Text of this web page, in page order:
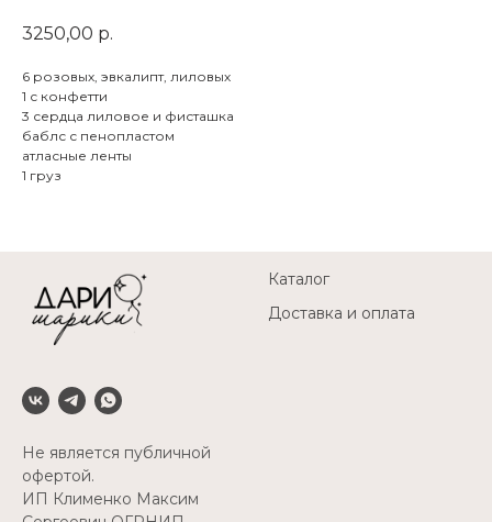
3250,00 р.
6 розовых, эвкалипт, лиловых
1 с конфетти
3 сердца лиловое и фисташка
баблс с пенопластом
атласные ленты
1 груз
Не является публичной
офертой.
ИП Клименко Максим
Каталог
Доставка и оплата